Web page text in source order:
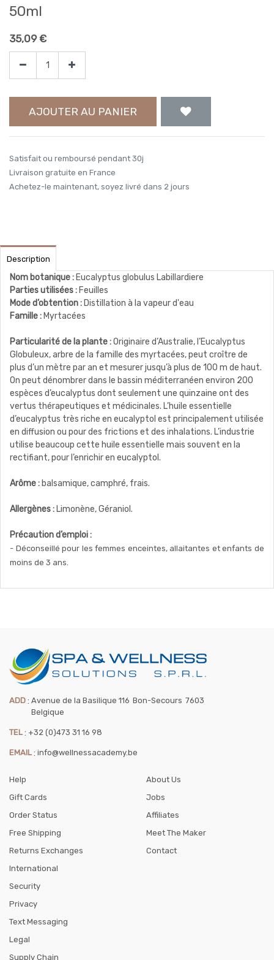
50ml
35,09€
AJOUTER AU PANIER
Satisfait ou remboursé pendant 30j
Livraison gratuite en France
Achetez-le maintenant, soyez livré dans 2 jours
Description
Nom botanique : Eucalyptus globulus Labillardiere
Parties utilisées : Feuilles
Mode d’obtention : Distillation à la vapeur d'eau
Famille : Myrtacées
Particularité de la plante :Originaire d’Australie, l’Eucalyptus
Globuleux, arbre de la famille des myrtacées, peut croître de
plus d’un mètre par an et mesurer jusqu’à plus de 100 m de haut.
On peut dénombrer dans le bassin méditerranéen environ 200
espèces d’eucalyptus dont seulement une quinzaine ont des
vertus thérapeutiques et médicinales. L’huile essentielle
d’eucalyptus très riche en eucalyptol est principalement utilisée
en diffusion ou pour des frictions et des inhalations. L’industrie
utilise beaucoup cette huile essentielle mais souvent en la
rectifiant, pour l’enrichir en eucalyptol.
Arôme : balsamique, camphré, frais.
Allergènes : Limonène, Géraniol.
Précaution d’emploi :
- Déconseillé pour les femmes enceintes, allaitantes et enfants de
moins de 3 ans.
ADD : Avenue de la Basilique 116 Bon-Secours 7603
Belgique
TEL : +32 (0)473 31 16 98
EMAIL : info@wellnessacademy.be
Help
Gift Cards
Order Status
Free Shipping
Returns Exchanges
International
About Us
Jobs
Affiliates
Meet The Maker
Contact
Security
Privacy
Text Messaging
Legal
Supply Chain